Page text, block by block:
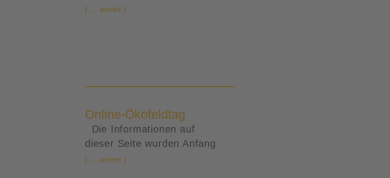
[ … weiter ]
Online-Ökofeldtag
Die Informationen auf
dieser Seite wurden Anfang
[ … weiter ]